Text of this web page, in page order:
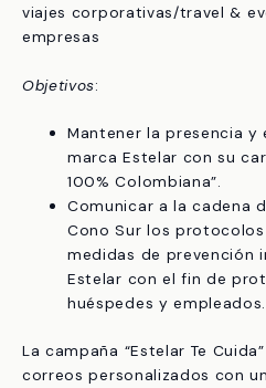
viajes corporativas/travel &
empresas
Objetivos:
Mantener la presencia
marca Estelar con su
100% Colombiana”.
Comunicar a la cadena
Cono Sur los
medidas de prevención
Estelar con el fin de
huéspedes y empleados.
La campaña “Estelar Te
correos personalizados con